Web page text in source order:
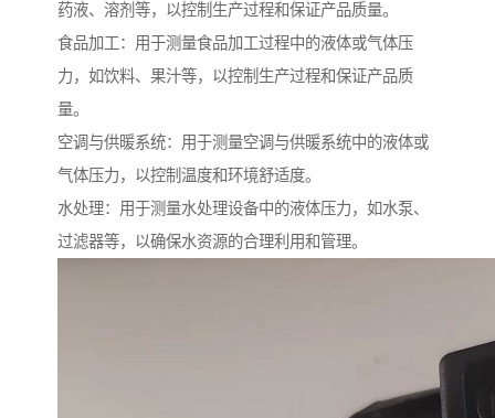
药液、溶剂等，以控制生产过程和保证产品质量。
食品加工：用于测量食品加工过程中的液体或气体压
力，如饮料、果汁等，以控制生产过程和保证产品质
量。
空调与供暖系统：用于测量空调与供暖系统中的液体或
气体压力，以控制温度和环境舒适度。
水处理：用于测量水处理设备中的液体压力，如水泵、
过滤器等，以确保水资源的合理利用和管理。